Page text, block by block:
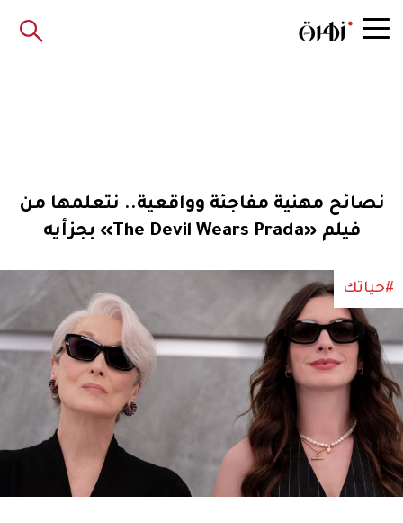
نصائح مهنية مفاجئة وواقعية.. نتعلمها من
فيلم «The Devil Wears Prada» بجزأيه
#حياتك